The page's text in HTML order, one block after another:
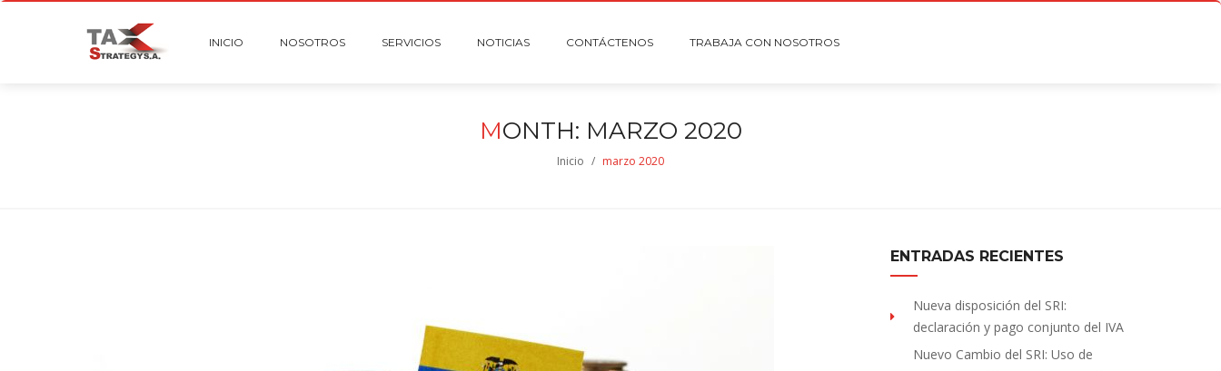
INICIO NOSOTROS SERVICIOS NOTICIAS CONTÁCTENOS TRABAJA CON NOSOTROS
MONTH: MARZO 2020
Inicio / marzo 2020
ENTRADAS RECIENTES
Nueva disposición del SRI:
declaración y pago conjunto del IVA
Nuevo Cambio del SRI: Uso de